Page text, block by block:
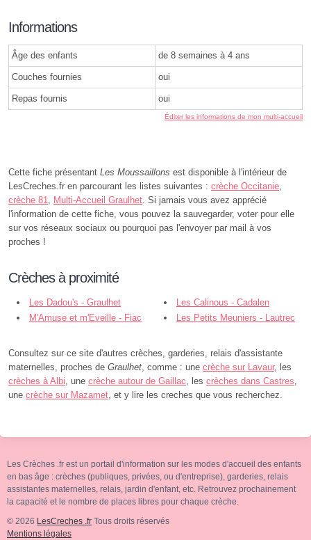
Informations
Âge des enfants de 8 semaines à 4 ans
Couches fournies oui
Repas fournis oui
Éditer les informations de mon multi-accueil
Cette fiche présentant Les Moussaillons est disponible à l'intérieur de
LesCreches.fr en parcourant les listes suivantes : crèche Occitanie
crèche 81
Multi-Accueil Graulhet . Si jamais vous avez apprécié
l'information de cette fiche, vous pouvez la sauvegarder, voter pour elle
sur vos réseaux sociaux ou pourquoi pas l'envoyer par mail à vos
proches !
Crèches à proximité
Les Dadou's - Graulhet
Les Calinous - Cadalen
M'Amuse et m'Eveille - Fiac
Les Petits Meuniers - Lautrec
Consultez sur ce site d'autres crèches, garderies, relais d'assistante
maternelles, proches de Graulhet , comme : une crèche sur Lavaur, les
crèches à Albi , une crèche autour de Gaillac , les crèches dans Castres
une crèche sur Mazamet , et y lire les creches que vous recherchez.
Les Crèches .fr est un portail d'information sur les modes d'accueil des enfants
en bas âge : crèches (publiques, privées, ou d'entreprise), garderies, relais
assistantes maternelles, relais, jardin d'enfant, etc. Retrouvez prochainement
la capacité et le nombre de places libres pour chaque crèche.
© 2026 LesCreches .fr Tous droits réservés
Mentions légales